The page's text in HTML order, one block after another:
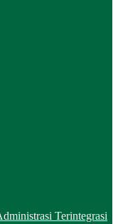
Terintegrasi